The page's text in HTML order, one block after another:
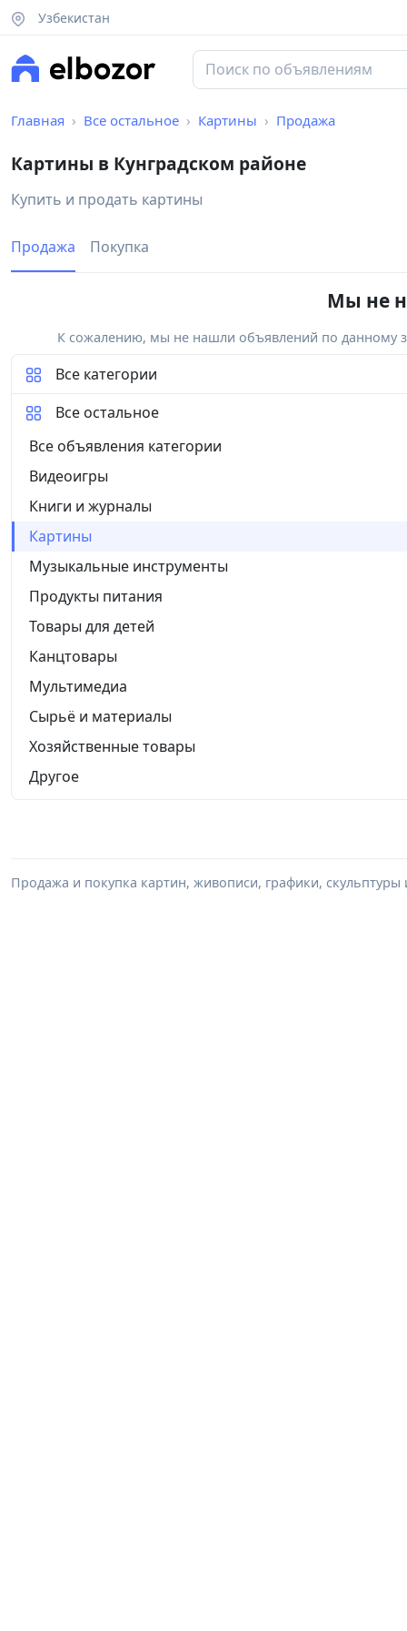
Узбекистан
Главная Все остальное Картины Продажа
Картины в Кунградском районе
Купить и продать картины
Продажа Покупка
Мы не
К сожалению, мы не нашли объявлений по данному
Все категории
Все остальное
Все объявления категории
Видеоигры
Книги и журналы
Картины
Музыкальные инструменты
Продукты питания
Товары для детей
Канцтовары
Мультимедиа
Сырьё и материалы
Хозяйственные товары
Другое
Продажа и покупка картин, живописи, графики, скульптуры